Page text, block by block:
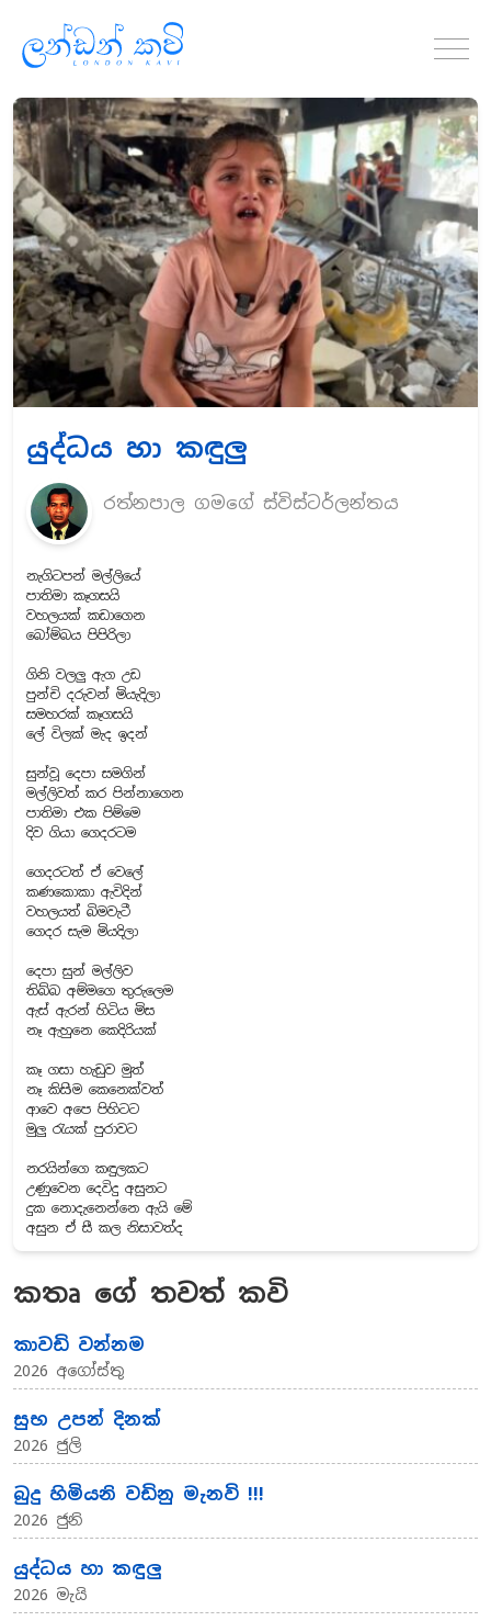
යුද්ධය හා කඳුලු
රත්නපාල ගමගේ ස්විස්ටර්ලන්තය
නැගිටපන් මල්ලියේ
පාතිමා කෑගසයි
වහලයක් කඩාගෙන
බෝම්බය පිපිරිලා
ගිනි වලලු ඇග උඩ
පුන්චි දරුවන් මියැදිලා
සමහරක් කෑගසයි
ලේ විලක් මැද ඉදන්
සුන්වූ දෙපා සමගින්
මල්ලිවත් කර පින්නාගෙන
පාතිමා එක පිම්මෙ
දිව ගියා ගෙදරටම
ගෙදරටත් ඒ වෙලේ
කණකොකා ඇවිදින්
වහලයත් බිමවැටී
ගෙදර සැම මියදිලා
දෙපා සුන් මල්ලිව
තිබ්බ අම්මගෙ තුරුලෙම
ඇස් ඇරන් හිටිය මිස
නෑ ඇහුනෙ කෙදිරියක්
කෑ ගසා හැඩුව මුත්
නෑ කිසිම කෙනෙක්වත්
ආවෙ අපෙ පිහිටට
මුලු රැයක් පුරාවට
නරයින්ගෙ කඳුලකට
උණුවෙන දෙවිදු අසුනට
දුක නොදැනෙන්නෙ ඇයි මේ
අසුන ඒ සී කල නිසාවත්ද
කතෘ ගේ තවත් කවි
කාවඩි වන්නම
2026 අගෝස්තු
සුභ උපන් දිනක්
2026 ජුලි
බුදු හිමියනි වඩිනු මැනවි !!!
2026 ජුනි
යුද්ධය හා කඳුලු
2026 මැයි